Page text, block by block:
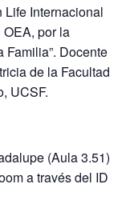
Internacional
por la
Familia”. Docente
de la Facultad
UCSF.
(Aula 3.51)
a través del ID